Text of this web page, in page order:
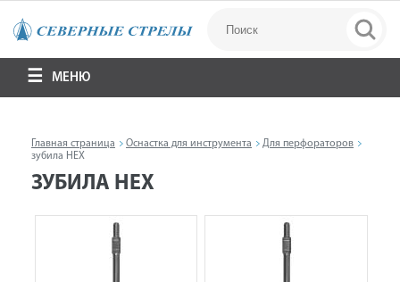
МЕНЮ
Главная страница Оснастка для инструмента
Для перфораторов
зубила HEX
ЗУБИЛА HEX